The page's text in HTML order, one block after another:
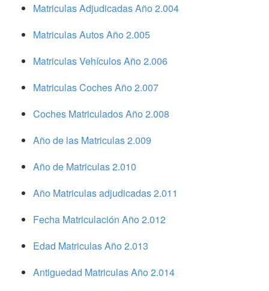
Matriculas Adjudicadas Año 2.004
Matriculas Autos Año 2.005
Matriculas Vehículos Año 2.006
Matriculas Coches Año 2.007
Coches Matriculados Año 2.008
Año de las Matriculas 2.009
Año de Matriculas 2.010
Año Matriculas adjudicadas 2.011
Fecha Matriculación Año 2.012
Edad Matriculas Año 2.013
Antiguedad Matriculas Año 2.014